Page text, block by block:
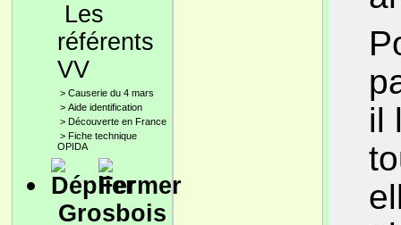
Les
référents
VV
> Causerie du 4 mars
> Aide identification
> Découverte en France
> Fiche technique
OPIDA
Grosbois
il